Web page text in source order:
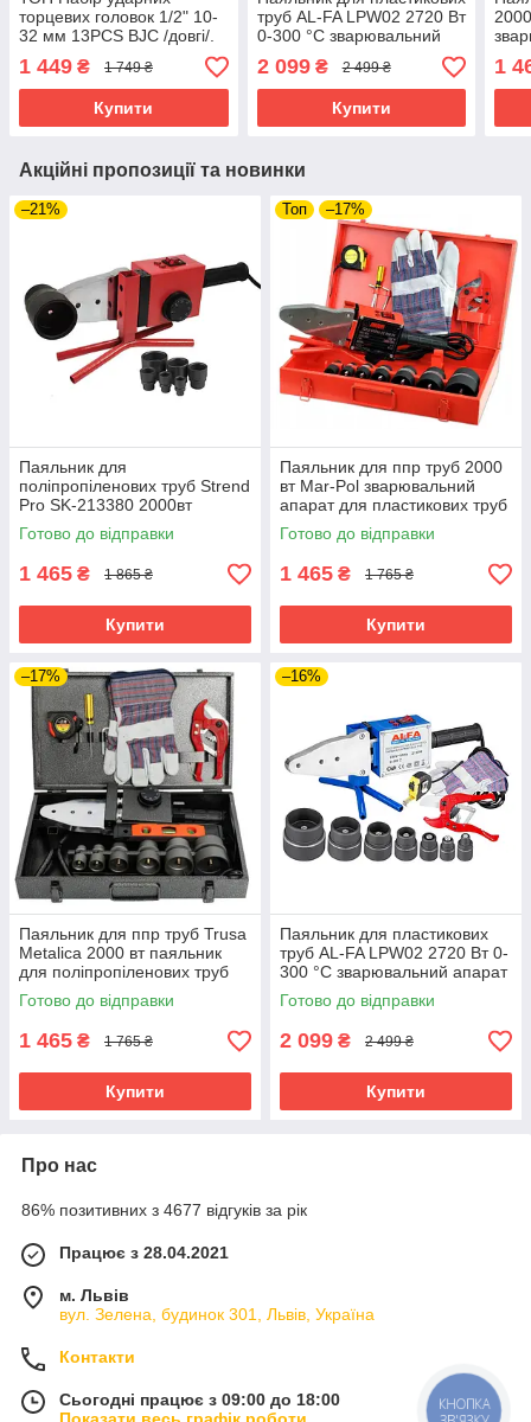
торцевих головок 1/2" 10-
32 мм 13PCS BJC /довгі/.
M58272 набір головок для
гайковерта
1 449 ₴ 1 749 ₴
Купити
труб AL-FA LPW02 2720 Вт
0-300 °C зварювальний
апарат для труб ПВХ
2 099₴ 2 499 ₴
Купити
1
Акційні пропозиції та новинки
–21%
Паяльник для
поліпропіленових труб Strend
Pro SK-213380 2000вт
паяльник для водопровідних
труб апарат для пайки
пластикових труб
Готово до відправки
1 465 ₴ 1 865 ₴
Купити
Топ –17%
Паяльник для ппр труб 2000
вт Mar-Pol зварювальний
апарат для пластикових труб
паяльник для труб з
насадками
Готово до відправки
1 465 ₴ 1 765 ₴
Купити
–17%
Паяльник для ппр труб Trusa
Metalica 2000 вт паяльник
для поліпропіленових труб
для дому паяльник для труб
опалення
Готово до відправки
1 465 ₴ 1 765 ₴
Купити
–16%
Паяльник для пластикових
труб AL-FA LPW02 2720 Вт 0-
300 °C зварювальний апарат
для труб ПВХ
Готово до відправки
2 099 ₴ 2 499 ₴
Купити
Про нас
86% позитивних з 4677 відгуків за рік
Працює з 28.04.2021
м. Львів
вул. Зелена, будинок 301, Львів, Україна
Контакти
Сьогодні працює з 09:00 до 18:00
КНОПКА